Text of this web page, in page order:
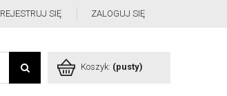
SIĘ ZALOGUJ SIĘ
Koszyk: (pusty)